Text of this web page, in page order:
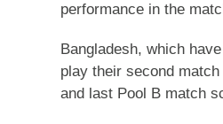
performance in the
Bangladesh, which
play their second
and last Pool B match